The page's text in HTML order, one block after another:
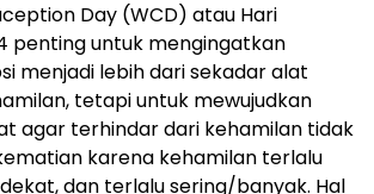
Day (WCD) atau Hari
penting untuk mengingatkan
menjadi lebih dari sekadar alat
tetapi untuk mewujudkan
agar terhindar dari kehamilan tidak
karena kehamilan terlalu
dan terlalu sering/banyak. Hal